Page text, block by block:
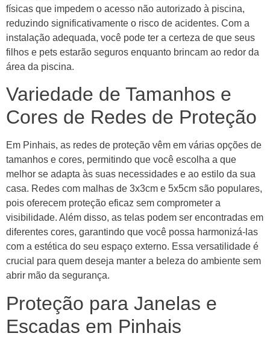
físicas que impedem o acesso não autorizado à piscina,
reduzindo significativamente o risco de acidentes. Com a
instalação adequada, você pode ter a certeza de que seus
filhos e pets estarão seguros enquanto brincam ao redor da
área da piscina.
Variedade de Tamanhos e
Cores de Redes de Proteção
Em Pinhais, as redes de proteção vêm em várias opções de
tamanhos e cores, permitindo que você escolha a que
melhor se adapta às suas necessidades e ao estilo da sua
casa. Redes com malhas de 3x3cm e 5x5cm são populares,
pois oferecem proteção eficaz sem comprometer a
visibilidade. Além disso, as telas podem ser encontradas em
diferentes cores, garantindo que você possa harmonizá-las
com a estética do seu espaço externo. Essa versatilidade é
crucial para quem deseja manter a beleza do ambiente sem
abrir mão da segurança.
Proteção para Janelas e
Escadas em Pinhais